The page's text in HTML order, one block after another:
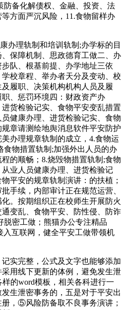
防备化解债权、金融、投资、法
方面严沉风险，11.食物留样办
理轨制和培训轨制;办学标的目
保障机制、思政德育工做二、办
队、根基前提、办学地址三依
校章程、举办者天分及变动、校
履职、决策机构机构人员及履
、惩罚环境四：财政资产办
货检验记实、食物平安变乱措置
健康办理、进货检验记实、食物
章请测绘地舆消息软件平安防护
办理规章轨制的成立，4.食物运
食物措置轨制;加强外出人员的办
的顺畅；8.烧毁物措置轨制;食物
业人员健康办理、进货检验记
平安的规章轨制演讲：的扶植；
手续，内部审计正在规范运营、
。按期组织正在校师生开展防火
变乱、食物平安、防性侵、防诈
脱密工做；熊猫办公专注精品
入互联网，健全平安工做带领机
完整，公式及文字也能够添加
用线下更新的体例，避免发生泄
的word模板，相关各科进行一
生泄密事务的，五是对于平安出
，⑤风险防备取不良事务演讲；